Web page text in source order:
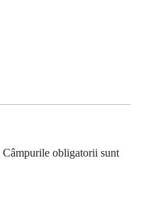
Câmpurile obligatorii sunt